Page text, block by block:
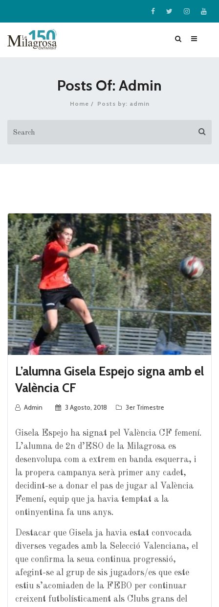
Posts Of: Admin
Home Posts by: admin
L’alumna Gisela Espejo signa amb el
València CF
Admin 3 Agosto, 2018 3er Trimestre
Gisela Espejo ha signat pel València CF femení.
L’alumna de 2n d’ESO de la Milagrosa es
desenvolupa com a extrem en banda esquerra, i
la propera campanya serà primer any cadet,
decidint-se a donar el pas de jugar al València
Femení, equip que ja havia temptat a la
ontinyentina fa uns anys.
Destacar que Gisela ja havia estat convocada
diverses vegades amb la Selecció Valenciana, el
que confirma la seua continua progressió,
afegint-se al grup de sis jugadors/es que este
estiu s’acomiaden de la FEBO per continuar
creixent futbolísticament als Clubs grans del